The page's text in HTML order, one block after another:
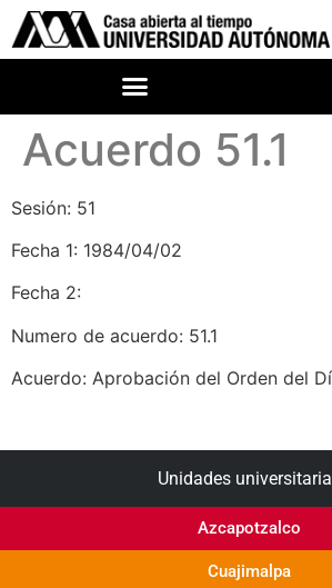
Acuerdo 51.1
Sesión: 51
Fecha 1: 1984/04/02
Fecha 2:
Numero de acuerdo: 51.1
Acuerdo: Aprobación del Orden del
Unidades
Azcapotzalco
Cuajimalpa